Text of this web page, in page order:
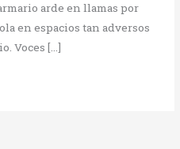
arde en llamas por
en espacios tan adversos
Voces […]